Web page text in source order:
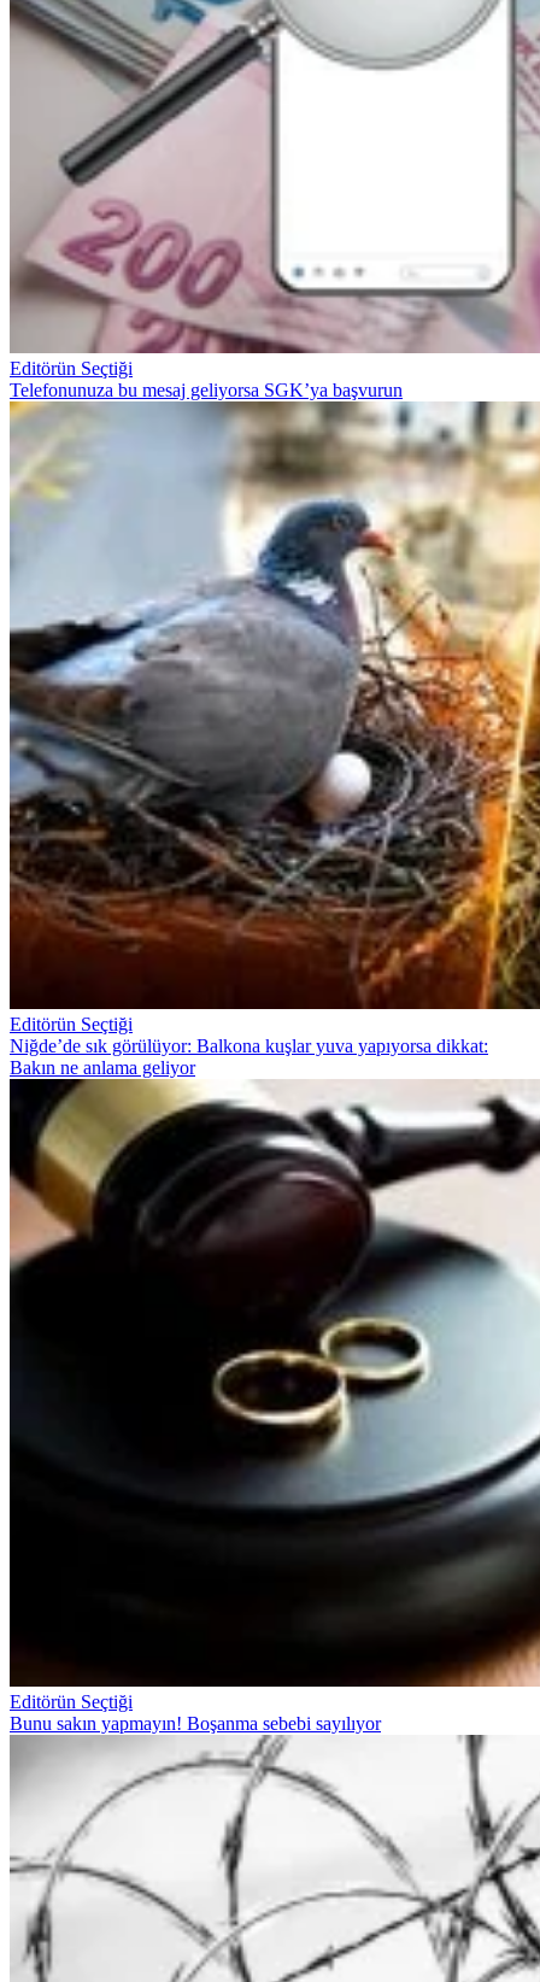
Editörün Seçtiği
Telefonunuza bu mesaj geliyorsa SGK’ya başvurun
Editörün Seçtiği
Niğde’de sık görülüyor: Balkona kuşlar yuva yapıyorsa dikkat:
Bakın ne anlama geliyor
Editörün Seçtiği
Bunu sakın yapmayın! Boşanma sebebi sayılıyor